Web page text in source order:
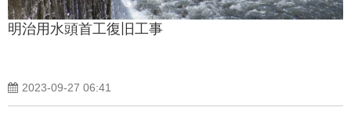
明治用水頭首工復旧工事
2023-09-27 06:41